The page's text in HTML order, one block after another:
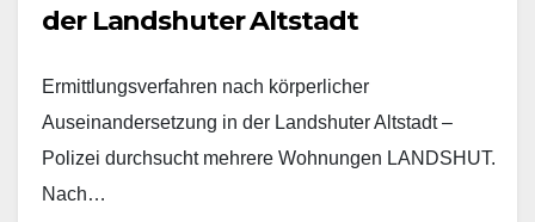
der Landshuter Altstadt
Ermittlungsverfahren nach körperlicher
Auseinandersetzung in der Landshuter Altstadt –
Polizei durchsucht mehrere Wohnungen LANDSHUT.
Nach…